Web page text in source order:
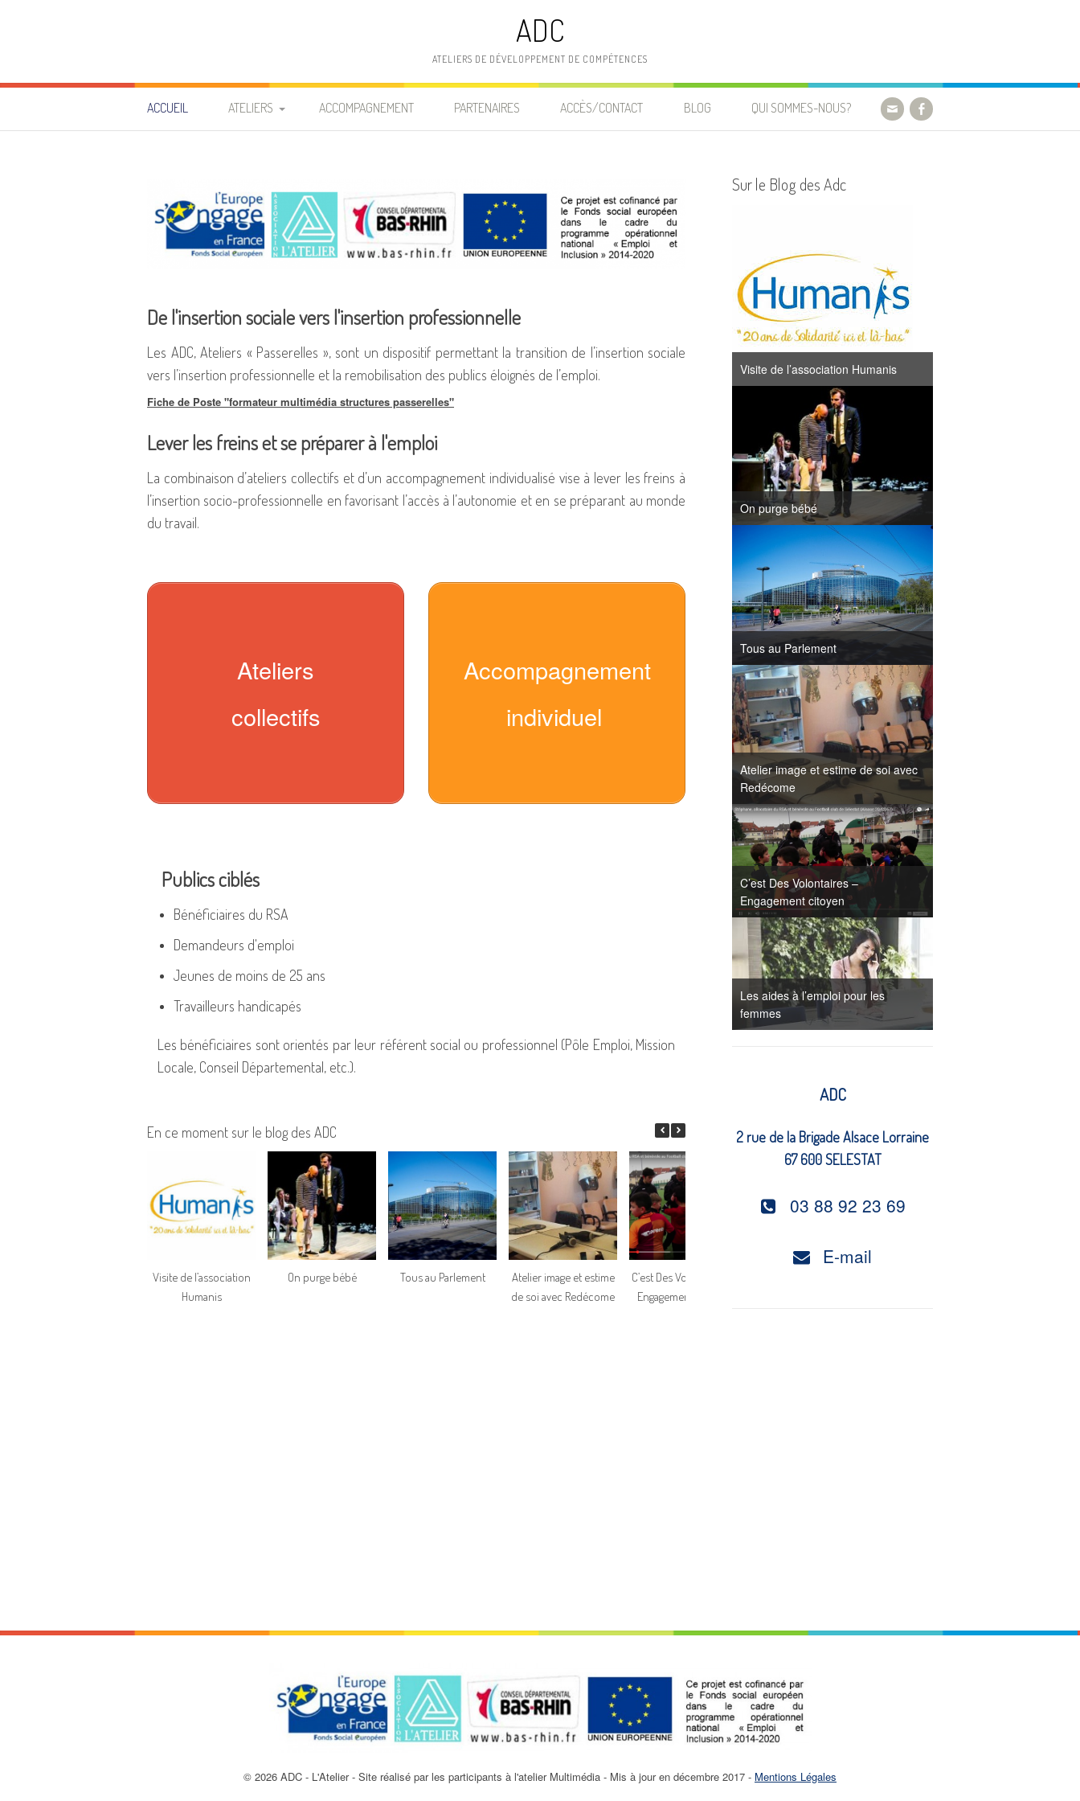
ADC
ATELIERS DE DÉVELOPPEMENT DE COMPÉTENCES
ACCUEIL ATELIERS
CUISINE
MENUISERIE
ENTREPRISE
ACCOMPAGNEMENT PARTENAIRES ACCÈS/CONTACT BLOG QUI SOMMES-NOUS?
De l'insertion sociale vers l'insertion professionnelle
Les ADC, Ateliers « Passerelles », sont un dispositif permettant la transition de l’insertion sociale
vers l’insertion professionnelle et la remobilisation des publics éloignés de l’emploi.
Fiche de Poste "formateur multimédia structures passerelles"
Lever les freins et se préparer à l'emploi
La combinaison d’ateliers collectifs et d’un accompagnement individualisé vise à lever les freins à
l’insertion socio-professionnelle en favorisant l’accès à l’autonomie et en se préparant au monde
du travail.
Ateliers
collectifs
Accompagnement
individuel
Publics ciblés
Bénéficiaires du RSA
Demandeurs d'emploi
Jeunes de moins de 25 ans
Travailleurs handicapés
Les bénéficiaires sont orientés par leur référent social ou professionnel (Pôle Emploi, Mission
Locale, Conseil Départemental, etc.).
En ce moment sur le blog des ADC
Visite de l’association
Humanis
On purge bébé Tous au Parlement
Atelier image et estime
de soi avec Redécome
C’est Des Volontaires –
Engagement citoyen
Sur le Blog des Adc
Visite de l’association Humanis
On purge bébé
Tous au Parlement
Atelier image et estime de soi avec
Redécome
C’est Des Volontaires –
Engagement citoyen
Les aides à l’emploi pour les
femmes
ADC
2 rue de la Brigade Alsace Lorraine
67 600 SELESTAT
03 88 92 23 69
E-mail
© 2026 ADC - L'Atelier - Site réalisé par les participants à l'atelier Multimédia - Mis à jour en décembre 2017 - Mentions Légales